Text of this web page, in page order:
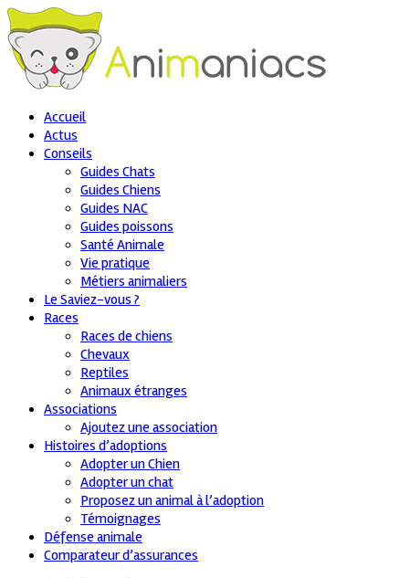
Accueil
Actus
Conseils
Guides Chats
Guides Chiens
Guides NAC
Guides poissons
Santé Animale
Vie pratique
Métiers animaliers
Le Saviez-vous ?
Races
Races de chiens
Chevaux
Reptiles
Animaux étranges
Associations
Ajoutez une association
Histoires d’adoptions
Adopter un Chien
Adopter un chat
Proposez un animal à l’adoption
Témoignages
Défense animale
Comparateur d’assurances